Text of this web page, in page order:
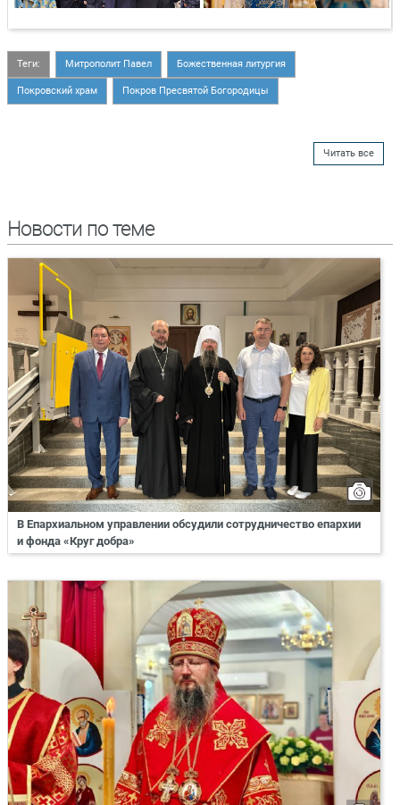
Теги: Митрополит Павел Божественная литургия
Покровский храм Покров Пресвятой Богородицы
Читать все
Новости по теме
В Епархиальном управлении обсудили сотрудничество епархии
и фонда «Круг добра»